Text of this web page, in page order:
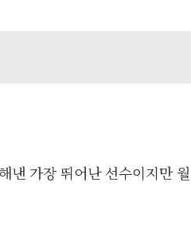
낸 가장 뛰어난 선수이지만 월